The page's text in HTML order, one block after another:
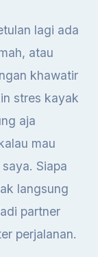
lagi ada
atau
khawatir
stres kayak
aja
mau
Siapa
langsung
partner
perjalanan.